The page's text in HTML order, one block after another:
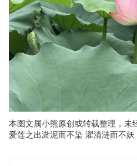
本图文属小熊原创或转载整理，未
爱莲之出淤泥而不染 濯清涟而不妖